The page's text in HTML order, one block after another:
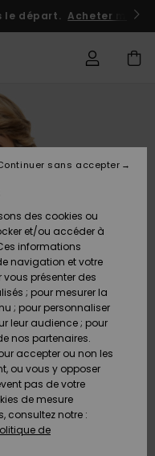
le départ. Acheter
des cookies ou
et/ou accéder à
informations
navigation et votre
vous présenter des
; pour mesurer la
; pour personnaliser
leur audience ; pour
nos partenaires.
accepter ou non les
ou vous y opposer
pas de votre
de mesure
consultez notre :
de
sans accepter